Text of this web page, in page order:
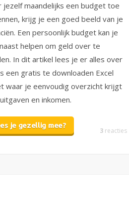
jezelf maandelijks een budget toe
krijg je een goed beeld van je
Een persoonlijk budget kan je
helpen om geld over te
In dit artikel lees je er alles over
een gratis te downloaden Excel
waar je eenvoudig overzicht krijgt
en inkomen.
je gezellig mee?
3 reacties